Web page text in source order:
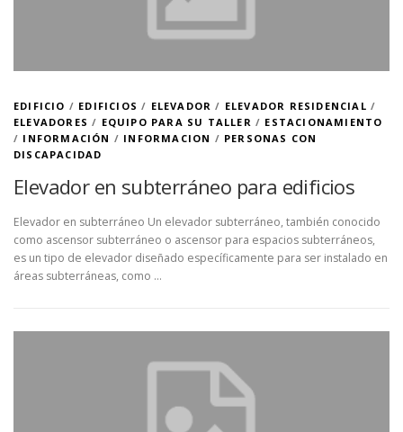
EDIFICIO / EDIFICIOS / ELEVADOR / ELEVADOR RESIDENCIAL /
ELEVADORES / EQUIPO PARA SU TALLER / ESTACIONAMIENTO
/ INFORMACIÓN / INFORMACION / PERSONAS CON
DISCAPACIDAD
Elevador en subterráneo para edificios
Elevador en subterráneo Un elevador subterráneo, también conocido
como ascensor subterráneo o ascensor para espacios subterráneos,
es un tipo de elevador diseñado específicamente para ser instalado en
áreas subterráneas, como …